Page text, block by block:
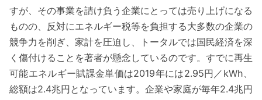
すが、その事業を請け負う企業にとっては売り上げになる
ものの、反対にエネルギー税等を負担する大多数の企業の
競争力を削ぎ、家計を圧迫し、トータルでは国民経済を深
く傷付けることを著者が懸念しているのです。すでに再生
可能エネルギー賦課金単価は2019年には2.95円／kWh、
総額は2.4兆円となっています。企業や家庭が毎年2.4兆円